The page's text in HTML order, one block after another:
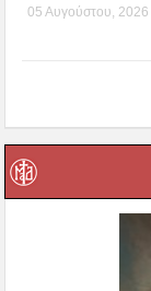
05 Αυγούστου, 2026